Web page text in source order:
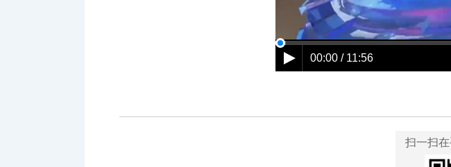
00:00 / 11:56
扫一扫